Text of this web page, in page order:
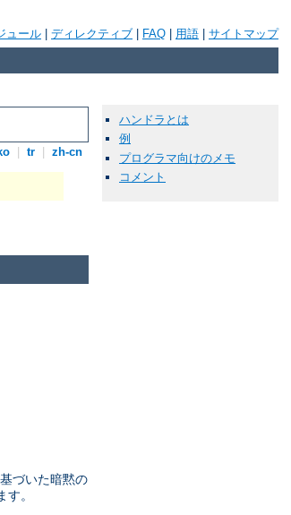
ュール ディレクティブ FAQ 用語 サイトマップ
tr zh-cn
ハンドラとは
例
プログラマ向けのメモ
コメント
づいた暗黙の
。